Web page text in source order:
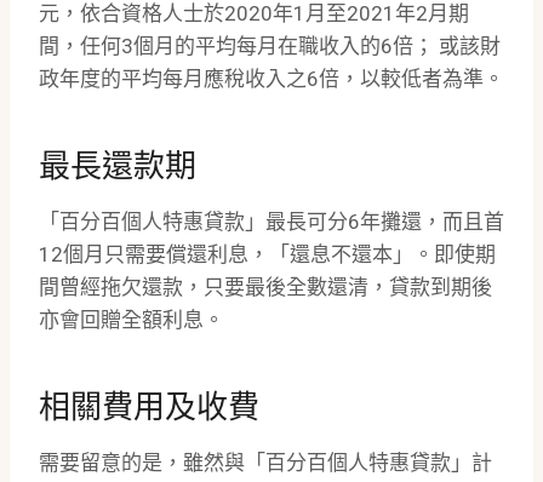
元，依合資格人士於2020年1月至2021年2月期
間，任何3個月的平均每月在職收入的6倍； 或該財
政年度的平均每月應稅收入之6倍，以較低者為準。
最長還款期
「百分百個人特惠貸款」最長可分6年攤還，而且首
12個月只需要償還利息，「還息不還本」。即使期
間曾經拖欠還款，只要最後全數還清，貸款到期後
亦會回贈全額利息。
相關費用及收費
需要留意的是，雖然與「百分百個人特惠貸款」計